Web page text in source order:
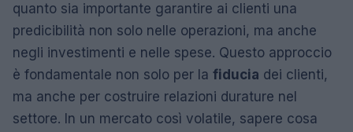
quanto sia importante garantire ai clienti una
predicibilità non solo nelle operazioni, ma anche
negli investimenti e nelle spese. Questo approccio
è fondamentale non solo per la fiducia dei clienti,
ma anche per costruire relazioni durature nel
settore. In un mercato così volatile, sapere cosa